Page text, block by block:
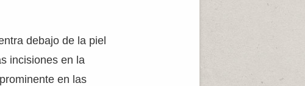
debajo de la piel
incisiones en la
en las